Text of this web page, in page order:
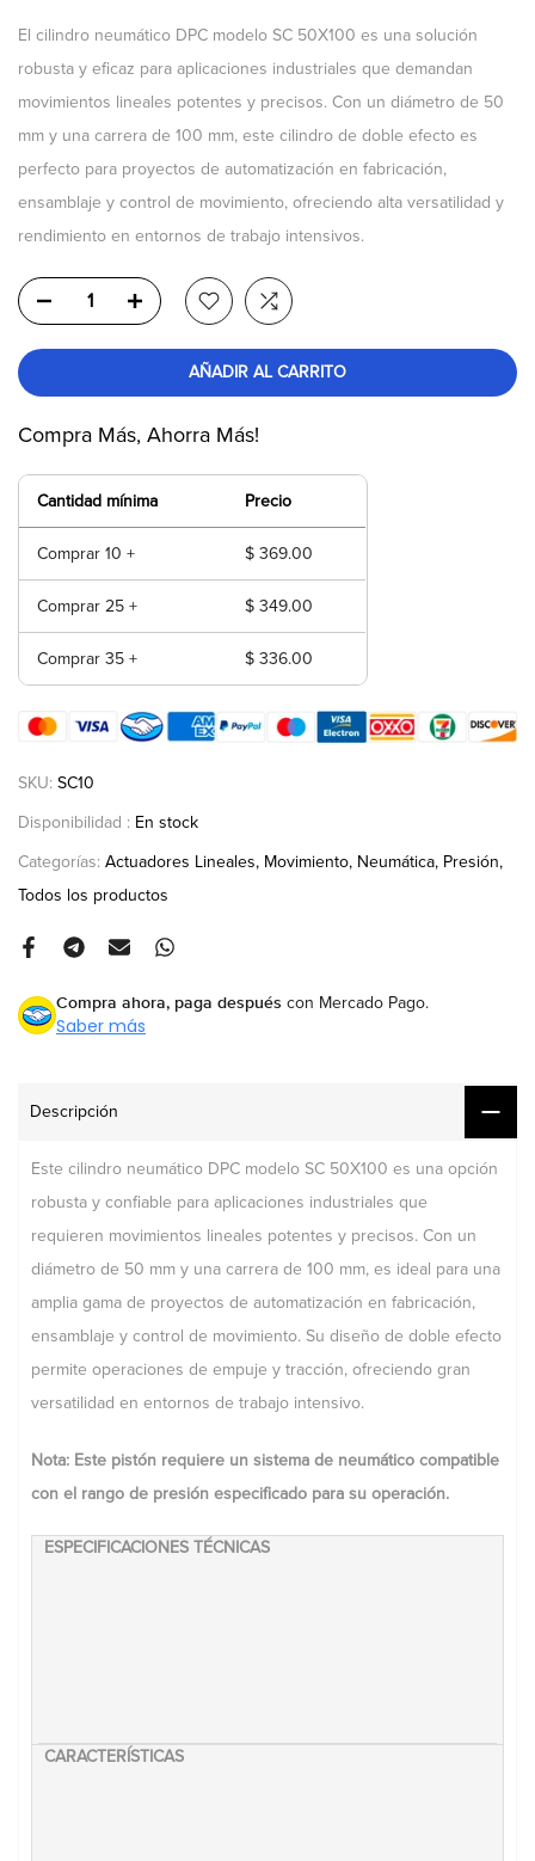
El cilindro neumático DPC modelo SC 50X100 es una solución
robusta y eficaz para aplicaciones industriales que demandan
movimientos lineales potentes y precisos. Con un diámetro de 50
mm y una carrera de 100 mm, este cilindro de doble efecto es
perfecto para proyectos de automatización en fabricación,
ensamblaje y control de movimiento, ofreciendo alta versatilidad y
rendimiento en entornos de trabajo intensivos.
AÑADIR AL CARRITO
Compra Más, Ahorra Más!
Cantidad mínima Precio
Comprar 10 + $ 369.00
Comprar 25 + $ 349.00
Comprar 35 + $ 336.00
SKU: SC10
Disponibilidad : En stock
Categorías: Actuadores Lineales Movimiento Neumática Presión
Todos los productos
Compra ahora, paga después con Mercado Pago.
Saber más
Descripción
Este cilindro neumático DPC modelo SC 50X100 es una opción
robusta y confiable para aplicaciones industriales que
requieren movimientos lineales potentes y precisos. Con un
diámetro de 50 mm y una carrera de 100 mm, es ideal para una
amplia gama de proyectos de automatización en fabricación,
ensamblaje y control de movimiento. Su diseño de doble efecto
permite operaciones de empuje y tracción, ofreciendo gran
versatilidad en entornos de trabajo intensivo.
Nota: Este pistón requiere un sistema de neumático compatible
con el rango de presión especificado para su operación.
ESPECIFICACIONES TÉCNICAS
• Modelo: SC 50X100
CARACTERÍSTICAS